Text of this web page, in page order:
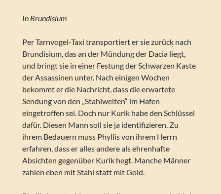
In Brundisium
Per Tarnvogel-Taxi transportiert er sie zurück nach
Brundisium, das an der Mündung der Dacia liegt,
und bringt sie in einer Festung der Schwarzen Kaste
der Assassinen unter. Nach einigen Wochen
bekommt er die Nachricht, dass die erwartete
Sendung von den „Stahlwelten“ im Hafen
eingetroffen sei. Doch nur Kurik habe den Schlüssel
dafür. Diesen Mann soll sie ja identifizieren. Zu
ihrem Bedauern muss Phyllis von ihrem Herrn
erfahren, dass er alles andere als ehrenhafte
Absichten gegenüber Kurik hegt. Manche Männer
zahlen eben mit Stahl statt mit Gold.